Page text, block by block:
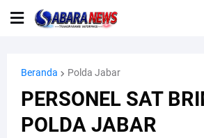
Beranda Polda Jabar
PERSONEL SAT
POLDA JABAR